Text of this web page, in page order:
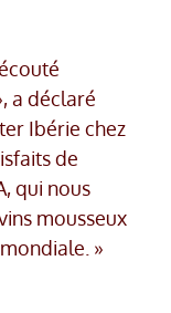
a déclaré
Ibérie chez
de
qui nous
mousseux
»